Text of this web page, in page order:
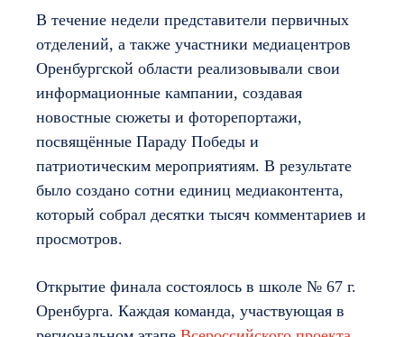
В течение недели представители первичных
отделений, а также участники медиацентров
Оренбургской области реализовывали свои
информационные кампании, создавая
новостные сюжеты и фоторепортажи,
посвящённые Параду Победы и
патриотическим мероприятиям. В результате
было создано сотни единиц медиаконтента,
который собрал десятки тысяч комментариев и
просмотров.
Открытие финала состоялось в школе № 67 г.
Оренбурга. Каждая команда, участвующая в